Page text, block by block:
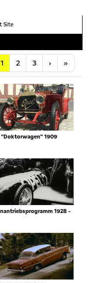
Site
1 2 3 ›Nächste
»
"Doktorwagen" 1909
1928 -